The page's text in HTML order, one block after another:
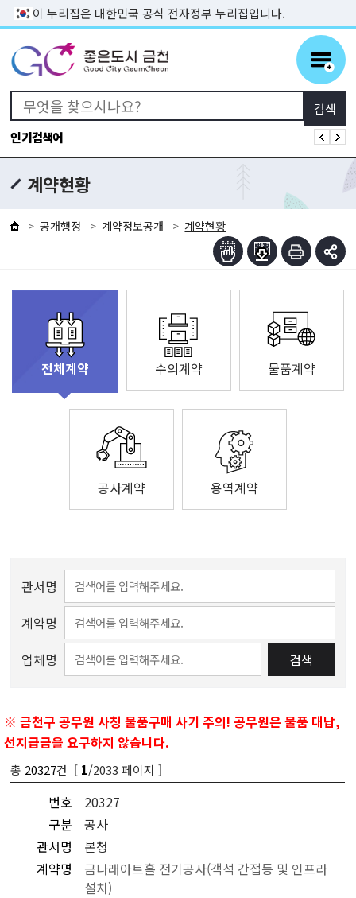
본문 바로가기
이 누리집은 대한민국 공식 전자정부 누리집입니다.
인기검색어
계약현황
공개행정 계약정보공개 계약현황
전체계약 수의계약 물품계약
공사계약 용역계약
관서명
계약명
업체명
검색
※ 금천구 공무원 사칭 물품구매 사기 주의! 공무원은 물품 대납,
선지급금을 요구하지 않습니다.
총 20327건 [ 1/2033 페이지 ]
번호
20327
구분
공사
관서명
본청
계약명
금나래아트홀 전기공사(객석 간접등 및 인프라
설치)